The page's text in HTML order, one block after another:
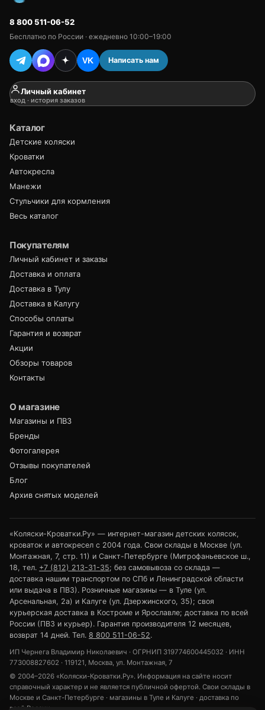
8 800 511-06-52
Бесплатно по России · ежедневно 10:00–19:00
VK Написать нам
Личный кабинет
вход · история заказов
Каталог
Детские коляски
Кроватки
Автокресла
Манежи
Стульчики для кормления
Весь каталог
Покупателям
Личный кабинет и заказы
Доставка и оплата
Доставка в Тулу
Доставка в Калугу
Способы оплаты
Гарантия и возврат
Акции
Обзоры товаров
Контакты
О магазине
Магазины и ПВЗ
Бренды
Фотогалерея
Отзывы покупателей
Блог
Архив снятых моделей
«Коляски-Кроватки.Ру» — интернет-магазин детских колясок,
кроваток и автокресел с 2004 года. Свои склады в Москве (ул.
Монтажная, 7, стр. 11) и Санкт-Петербурге (Митрофаньевское ш.,
18, тел. +7 (812) 213-31-35; без самовывоза со склада —
доставка нашим транспортом по СПб и Ленинградской области
или выдача в ПВЗ). Розничные магазины — в Туле (ул.
Арсенальная, 2а) и Калуге (ул. Дзержинского, 35); своя
курьерская доставка в Костроме и Ярославле; доставка по всей
России (ПВЗ и курьер). Гарантия производителя 12 месяцев,
возврат 14 дней. Тел. 8 800 511-06-52.
ИП Чернега Владимир Николаевич · ОГРНИП 319774600445032 · ИНН
773008827602 · 119121, Москва, ул. Монтажная, 7
© 2004–2026 «Коляски-Кроватки.Ру». Информация на сайте носит
справочный характер и не является публичной офертой. Свои склады в
Москве и Санкт-Петербурге · магазины в Туле и Калуге · доставка по
всей России.